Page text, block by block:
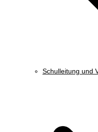
Schulleitung und